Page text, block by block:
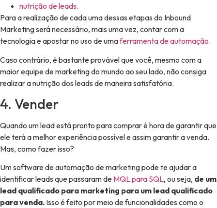
nutrição de leads.
Para a realização de cada uma dessas etapas do Inbound
Marketing será necessário, mais uma vez, contar com a
tecnologia e apostar no uso de umaferramenta de automação.
Caso contrário, é bastante provável que você, mesmo com a
maior equipe de marketing do mundo ao seu lado, não consiga
realizar a nutrição dos leads de maneira satisfatória.
4. Vender
Quando um lead está pronto para comprar é hora de garantir que
ele terá a melhor experiência possível e assim garantir a venda.
Mas, como fazer isso?
Um software de automação de marketing pode te ajudar a
identificar leads que passaram de MQL para SQL, ou seja, de um
lead qualificado para marketing para um lead qualificado
para venda. Isso é feito por meio de funcionalidades como o